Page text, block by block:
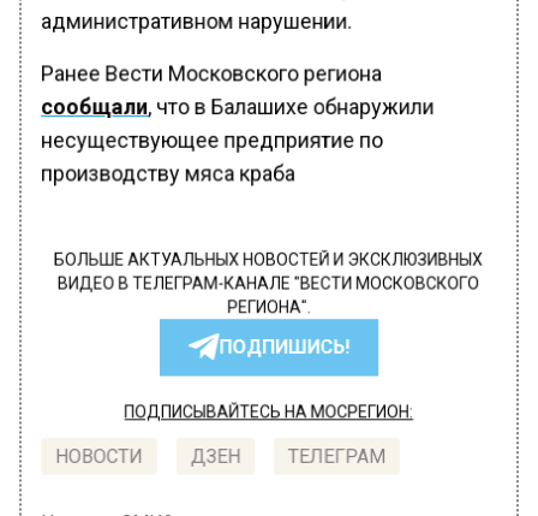
административном нарушении.
Ранее Вести Московского региона
сообщали, что в Балашихе обнаружили
несуществующее предприятие по
производству мяса краба
БОЛЬШЕ АКТУАЛЬНЫХ НОВОСТЕЙ И ЭКСКЛЮЗИВНЫХ
ВИДЕО В ТЕЛЕГРАМ-КАНАЛЕ "ВЕСТИ МОСКОВСКОГО
РЕГИОНА".
ПОДПИШИСЬ!
ПОДПИСЫВАЙТЕСЬ НА МОСРЕГИОН:
НОВОСТИ ДЗЕН ТЕЛЕГРАМ